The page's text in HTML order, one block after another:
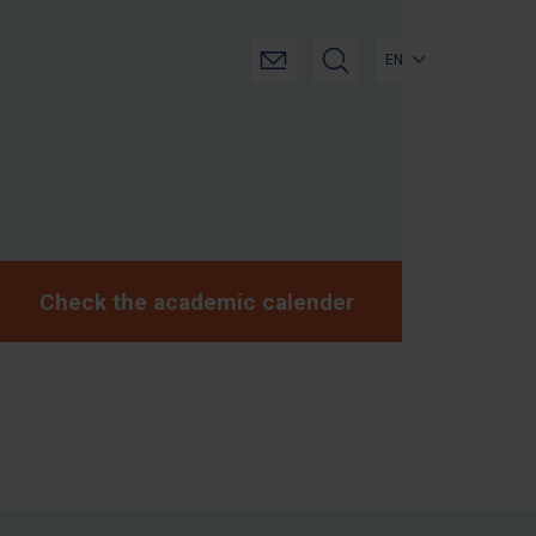
EN
Check the academic calender